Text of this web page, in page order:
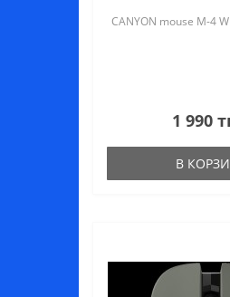
CANYON mouse M-4
1 990
В